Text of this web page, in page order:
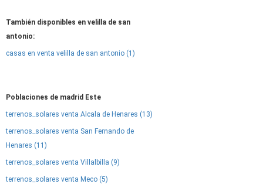
También disponibles en velilla de san
antonio:
casas en venta velilla de san antonio (1)
Poblaciones de madrid Este
terrenos_solares venta Alcala de Henares (13)
terrenos_solares venta San Fernando de
Henares (11)
terrenos_solares venta Villalbilla (9)
terrenos_solares venta Meco (5)